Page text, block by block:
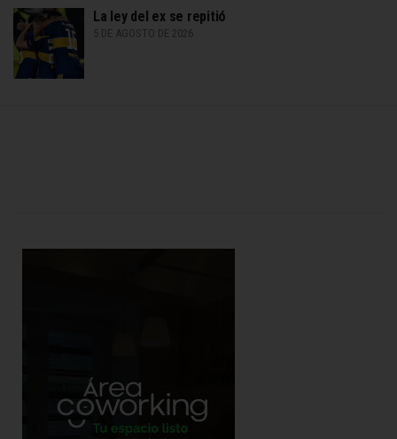
La ley del ex se repitió
5 DE AGOSTO DE 2026